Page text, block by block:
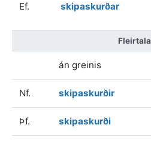
Ef. skipaskurðar
Fleirtala
án greinis
Nf. skipaskurðir
Þf. skipaskurði